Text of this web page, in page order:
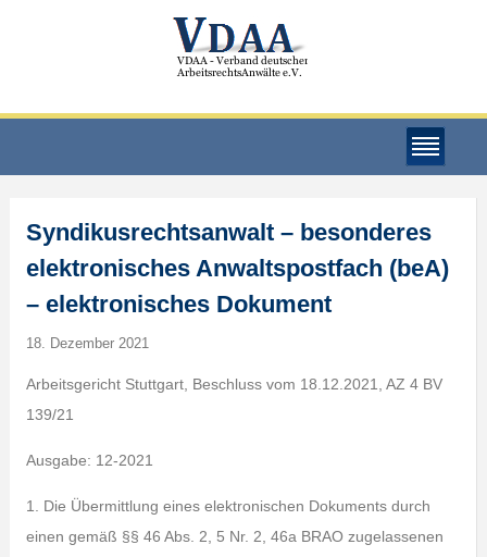
Syndikusrechtsanwalt – besonderes
elektronisches Anwaltspostfach (beA)
– elektronisches Dokument
18. Dezember 2021
Arbeitsgericht Stuttgart, Beschluss vom 18.12.2021, AZ 4 BV
139/21
Ausgabe: 12-2021
1. Die Übermittlung eines elektronischen Dokuments durch
einen gemäß §§ 46 Abs. 2, 5 Nr. 2, 46a BRAO zugelassenen